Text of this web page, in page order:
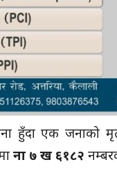
हुँदा एक जनाको
ना ७ ख ६१८२